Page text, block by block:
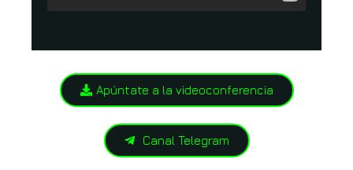
Apúntate a la videoconferencia
Canal Telegram